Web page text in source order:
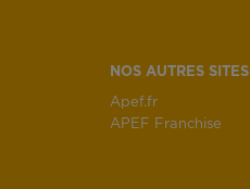
NOS AUTRES SITES
Apef.fr
APEF Franchise